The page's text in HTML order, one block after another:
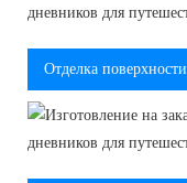
Отделка поверхности